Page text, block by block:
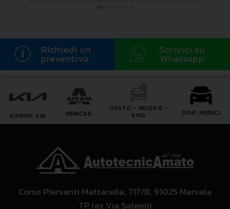
GAMMA KIA MINICAR
USATO - NUOVO -
KM0 DISP. MEDICI
Corso Piersanti Mattarella, 717/B, 91025 Marsala
TP (ex Via Salemi)